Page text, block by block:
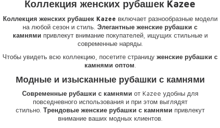
Коллекция женских рубашек Kazee
Коллекция женских рубашек Kazee включает разнообразные модели
на любой сезон и стиль. Элегантные женские рубашки с
камнями привлекут внимание покупателей, ищущих стильные и
современные наряды.
Чтобы увидеть всю коллекцию, посетите страницу женские рубашки с
камнями оптом
Модные и изысканные рубашки с камнями
Современные рубашки с камнями от Kazee удобны для
повседневного использования и при этом выглядят
стильно. Трендовые женские рубашки с камнями привлекут
внимание ваших модных клиентов.